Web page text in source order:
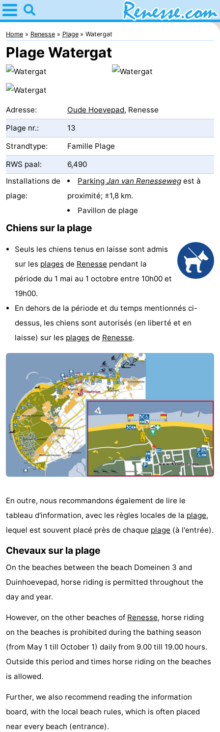
Home
Renesse
Astuces
Avec
enfants
la
nuit
Appartements
-
Port
-
d'hôtes
Chaumières
Buitenheem
Oase
Duinoord
Ginsterveld
Livingstone
Port
Greve
Port
Zélande
-
Resort
Haamstede
Résidence
't
Hof
Haamstede
-
Schouwen
-
Schouwse
-
Haert
Wijde
Blick
-
Zeeland
-
Kust
Zonnedorp
-
’t
Hof
van
Haamstede
Hôtels
Last
minutes
Plages
Voir
Home Renesse Plage Watergat
Plage Watergat
Adresse: Oude Hoevepad, Renesse
Plage nr.:
13
Strandtype:
Famille Plage
RWS paal:
6,490
Installations de
plage:
ParkingJan van Renesseweg est à
proximité; ±1,8 km.
Pavillon de plage
Chiens sur la plage
Seuls les chiens tenus en laisse sont admis
sur les plages de Renesse pendant la
période du 1 mai au 1 octobre entre 10h00 et
19h00.
En dehors de la période et du temps mentionnés ci-
dessus, les chiens sont autorisés (en liberté et en
laisse) sur les plages de Renesse.
En outre, nous recommandons également de lire le
tableau d'information, avec les règles locales de la plage,
lequel est souvent placé près de chaque plage (à l'entrée).
Chevaux sur la plage
On the beaches between the beach Domeinen 3 and
Duinhoevepad, horse riding is permitted throughout the
day and year.
However, on the other beaches of Renesse, horse riding
on the beaches is prohibited during the bathing season
(from May 1 till October 1) daily from 9.00 till 19.00 hours.
Outside this period and times horse riding on the beaches
is allowed.
Further, we also recommend reading the information
board, with the local beach rules, which is often placed
near every beach (entrance).